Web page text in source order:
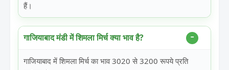
हैं।
गाजियाबाद मंडी में शिमला मिर्च क्या भाव है?
गाजियाबाद में शिमला मिर्च का भाव 3020 से 3200 रूपये प्रति